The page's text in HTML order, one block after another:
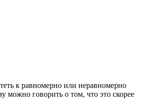
к равномерно или неравномерно
можно говорить о том, что это скорее